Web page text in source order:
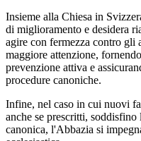
Insieme alla Chiesa in
di miglioramento e desidera
agire con fermezza contro gli
maggiore attenzione,
prevenzione attiva e
procedure canoniche.
Infine, nel caso in cui nuovi
anche se prescritti,
canonica, l'Abbazia si